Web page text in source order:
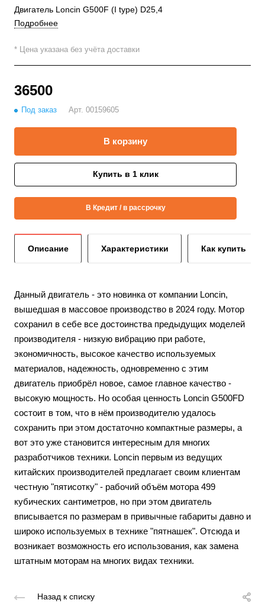
Двигатель Loncin G500F (I type) D25,4
Подробнее
* Цена указана без учёта доставки
36500
Под заказ Арт. 00159605
В корзину
Купить в 1 клик
В Кредит / в рассрочку
Описание Характеристики Как купить
Данный двигатель - это новинка от компании Loncin,
вышедшая в массовое производство в 2024 году. Мотор
сохранил в себе все достоинства предыдущих моделей
производителя - низкую вибрацию при работе,
экономичность, высокое качество используемых
материалов, надежность, одновременно с этим
двигатель приобрёл новое, самое главное качество -
высокую мощность. Но особая ценность Loncin G500FD
состоит в том, что в нём производителю удалось
сохранить при этом достаточно компактные размеры, а
вот это уже становится интересным для многих
разработчиков техники. Loncin первым из ведущих
китайских производителей предлагает своим клиентам
честную "пятисотку" - рабочий объём мотора 499
кубических сантиметров, но при этом двигатель
вписывается по размерам в привычные габариты давно и
широко используемых в технике "пятнашек". Отсюда и
возникает возможность его использования, как замена
штатным моторам на многих видах техники.
Назад к списку